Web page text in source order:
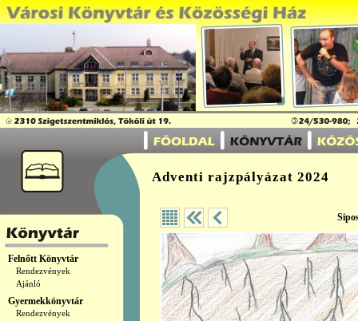
Felnőtt Könyvtár
Rendezvények
Ajánló
Gyermekkönyvtár
Rendezvények
Adventi rajzpályázat 2024